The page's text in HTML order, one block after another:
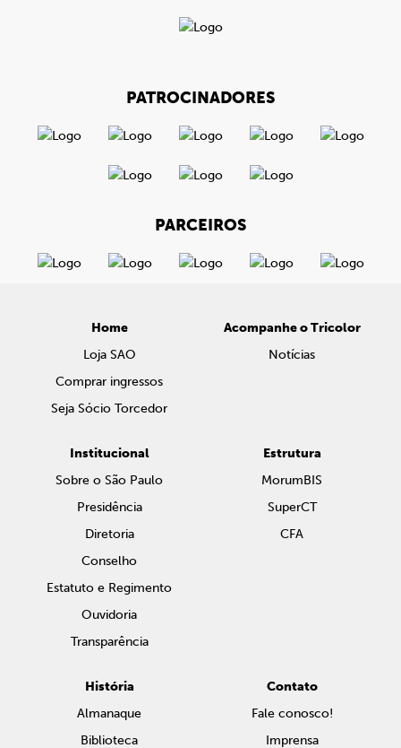
PATROCINADORES
PARCEIROS
Home
Loja SAO
Comprar ingressos
Seja Sócio Torcedor
Acompanhe o Tricolor
Notícias
Institucional
Sobre o São Paulo
Presidência
Diretoria
Conselho
Estatuto e Regimento
Ouvidoria
Transparência
Estrutura
MorumBIS
SuperCT
CFA
História
Almanaque
Biblioteca
Contato
Fale conosco!
Imprensa